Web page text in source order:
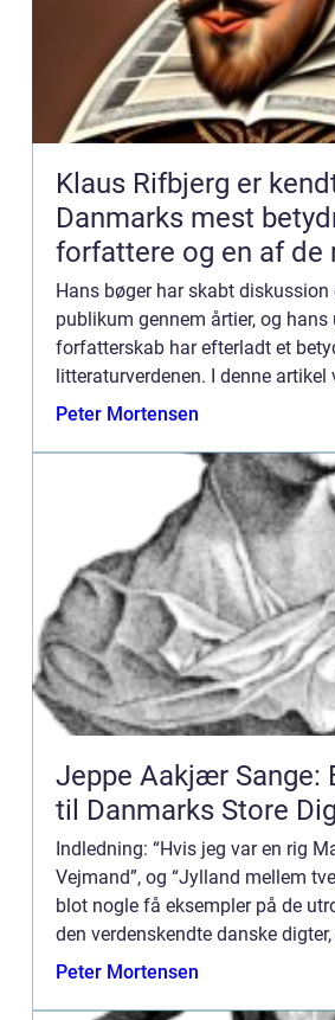
Klaus Rifbjerg er
Danmarks mest
forfattere og en af de
markante skikkelser
dansk litteratur
Hans bøger har skabt
publikum gennem årtier, og hans
forfatterskab har efterladt et
litteraturverdenen. I denne artikel
dybdegående præsentation af
Peter Mortensen
Jeppe Aakjær Sange:
til Danmarks Store
Indledning: “Hvis jeg var en rig
Vejmand”, og “Jylland mellem
blot nogle få eksempler på de
den verdenskendte danske
har givet os. Hans sange e...
Peter Mortensen